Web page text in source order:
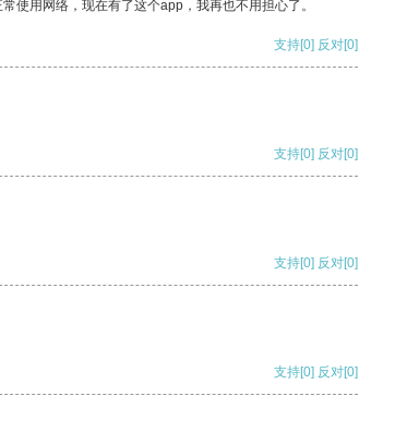
使用网络，现在有了这个app，我再也不用担心了。
支持[0] 反对[0]
支持[0] 反对[0]
支持[0] 反对[0]
支持[0] 反对[0]